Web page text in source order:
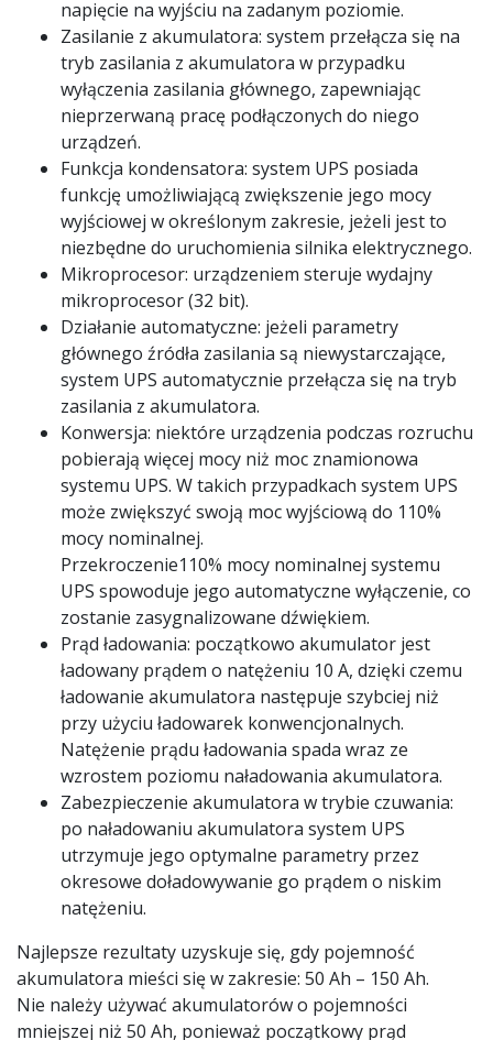
napięcie na wyjściu na zadanym poziomie.
Zasilanie z akumulatora: system przełącza się na
tryb zasilania z akumulatora w przypadku
wyłączenia zasilania głównego, zapewniając
nieprzerwaną pracę podłączonych do niego
urządzeń.
Funkcja kondensatora: system UPS posiada
funkcję umożliwiającą zwiększenie jego mocy
wyjściowej w określonym zakresie, jeżeli jest to
niezbędne do uruchomienia silnika elektrycznego.
Mikroprocesor: urządzeniem steruje wydajny
mikroprocesor (32 bit).
Działanie automatyczne: jeżeli parametry
głównego źródła zasilania są niewystarczające,
system UPS automatycznie przełącza się na tryb
zasilania z akumulatora.
Konwersja: niektóre urządzenia podczas rozruchu
pobierają więcej mocy niż moc znamionowa
systemu UPS. W takich przypadkach system UPS
może zwiększyć swoją moc wyjściową do 110%
mocy nominalnej.
Przekroczenie110% mocy nominalnej systemu
UPS spowoduje jego automatyczne wyłączenie, co
zostanie zasygnalizowane dźwiękiem.
Prąd ładowania: początkowo akumulator jest
ładowany prądem o natężeniu 10 A, dzięki czemu
ładowanie akumulatora następuje szybciej niż
przy użyciu ładowarek konwencjonalnych.
Natężenie prądu ładowania spada wraz ze
wzrostem poziomu naładowania akumulatora.
Zabezpieczenie akumulatora w trybie czuwania:
po naładowaniu akumulatora system UPS
utrzymuje jego optymalne parametry przez
okresowe doładowywanie go prądem o niskim
natężeniu.
Najlepsze rezultaty uzyskuje się, gdy pojemność
akumulatora mieści się w zakresie: 50 Ah – 150 Ah.
Nie należy używać akumulatorów o pojemności
mniejszej niż 50 Ah, ponieważ początkowy prąd